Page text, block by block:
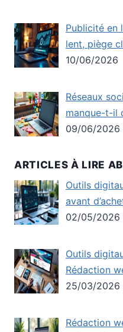
Publicité en
lent, piège
10/06/2026
Réseaux
manque-t-il
09/06/2026
ARTICLES À LIRE
Outils
avant
02/05/2026
Outils
Rédaction
25/03/2026
Rédaction